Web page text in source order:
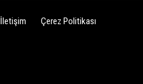
İletişim
Çerez Politikası